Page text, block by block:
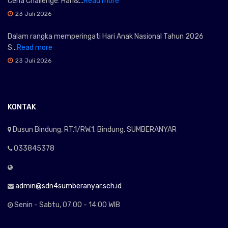
23 Juli 2026
Dalam rangka memperingati Hari Anak Nasional Tahun 2026
S...Read more
23 Juli 2026
KONTAK
Dusun Bindung, RT.1/RW.1. Bindung, SUMBERANYAR
033845378
admin@sdn4sumberanyar.sch.id
Senin - Sabtu, 07:00 - 14:00 WIB